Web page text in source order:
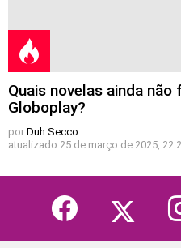
Quais novelas ainda
Globoplay?
por Duh Secco
atualizado 25 de março de 2025,
facebook